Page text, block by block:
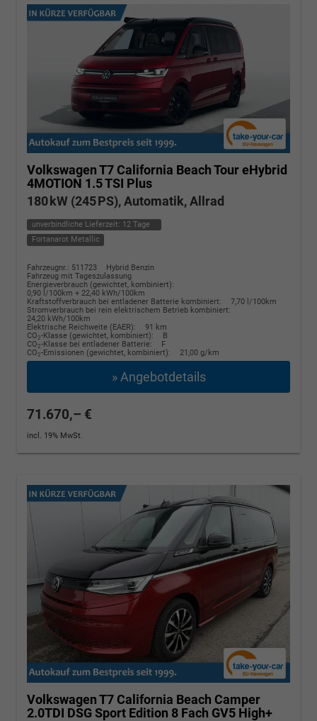
Volkswagen T7 California Beach Tour eHybrid
4MOTION 1.5 TSI Plus
180 kW (245 PS), Automatik, Allrad
unverbindliche Lieferzeit: 12 Tage
Fortanarot Metallic
Fahrzeugnr.: 511723
Hybrid Benzin
Fahrzeug mit Tageszulassung
Energieverbrauch (gewichtet, kombiniert):
0,90 l/100km + 22,40 kWh/100km
Kraftstoffverbrauch bei entladener Batterie kombiniert:
7,70 l/100km
Stromverbrauch bei rein elektrischem Betrieb kombiniert:
24,20 kWh/100km
Elektrische Reichweite (EAER):
91 km
CO2-Klasse (gewichtet, kombiniert):
B
CO2-Klasse bei entladener Batterie:
F
CO2-Emissionen (gewichtet, kombiniert): 21,00 g/km
» Angebotdetails
71.670,– €
incl. 19% MwSt.
Volkswagen T7 California Beach Camper
2.0TDI DSG Sport Edition 8 Fach GV5 High+